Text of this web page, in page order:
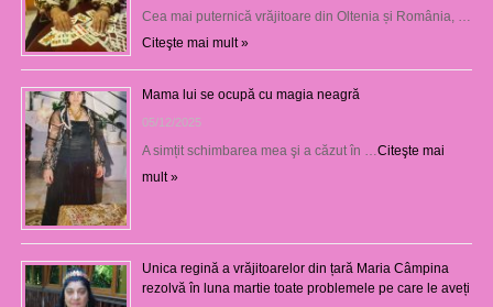
Cea mai puternică vrăjitoare din Oltenia și România, …
Citeşte mai mult »
Mama lui se ocupă cu magia neagră
05/12/2025
A simțit schimbarea mea şi a căzut în … Citeşte mai
mult »
Unica regină a vrăjitoarelor din țară Maria Câmpina
rezolvă în luna martie toate problemele pe care le aveți